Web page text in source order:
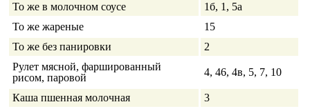
То же в молочном соусе
1б, 1, 5а
То же жареные
15
То же без панировки
2
Рулет мясной, фаршированный
рисом, паровой
4, 46, 4в, 5, 7, 10
Каша пшенная молочная
3